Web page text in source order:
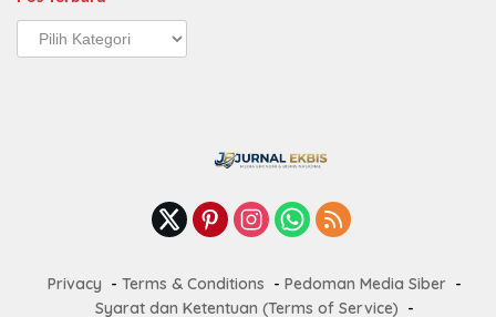
Pos
Terbaru
Privacy Terms & Conditions
Pedoman Media Siber
Syarat dan Ketentuan (Terms of Service)